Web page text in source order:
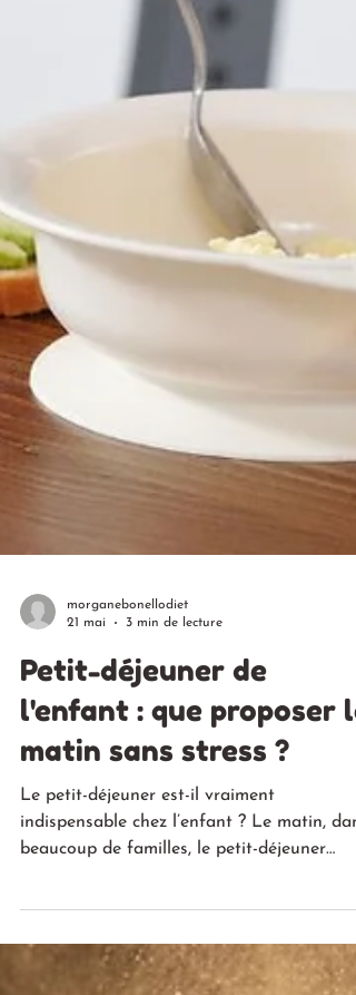
21 mai
3 min de lecture
Petit-déjeuner de
l'enfant : que proposer le
matin sans stress ?
Le petit-déjeuner est-il vraiment
quotidienne. Un enfant encore endormi, un
parent pressé, et une assiette qui reste plus